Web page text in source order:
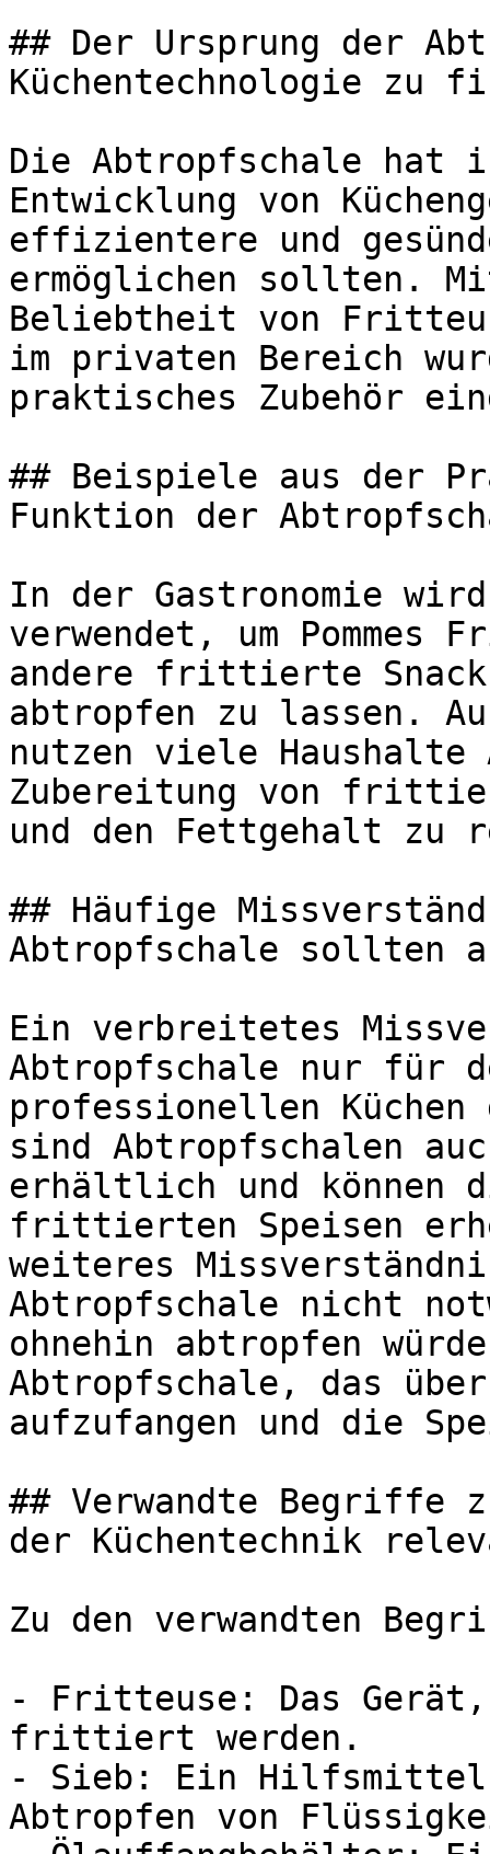
## Der Ursprung der
Küchentechnologie zu
Die Abtropfschale hat
Entwicklung von
effizientere und
ermöglichen sollten. Mit
Beliebtheit von
im privaten Bereich
praktisches Zubehör
## Beispiele aus der
Funktion der
In der Gastronomie
verwendet, um Pommes
andere frittierte
abtropfen zu lassen.
nutzen viele Haushalte
Zubereitung von
und den Fettgehalt zu
## Häufige
Abtropfschale sollten
Ein verbreitetes
Abtropfschale nur für
professionellen
sind Abtropfschalen
erhältlich und können
frittierten Speisen
weiteres
Abtropfschale nicht
ohnehin abtropfen
Abtropfschale, das
aufzufangen und die
## Verwandte Begriffe
der Küchentechnik
Zu den verwandten
- Fritteuse: Das
frittiert werden.
- Sieb: Ein
Abtropfen von